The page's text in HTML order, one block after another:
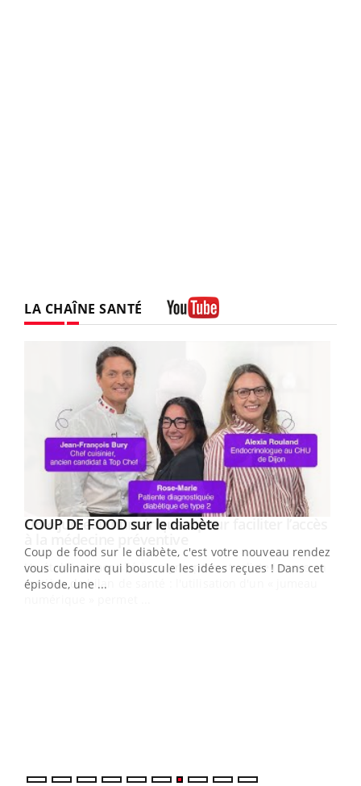
LA CHAÎNE SANTÉ
Youtube
COUP DE FOOD sur le diabèteYoutube
Coup de food sur le diabète, c'est votre nouveau rendez-
vous culinaire qui bouscule les idées reçues ! Dans cet
épisode, une ...